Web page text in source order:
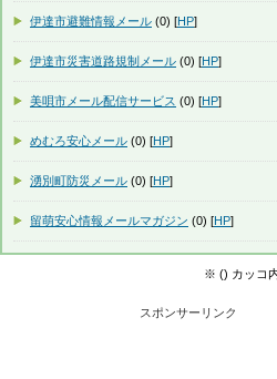
伊達市避難情報メール (0) [HP]
伊達市災害道路規制メール (0) [HP]
美唄市メール配信サービス (0) [HP]
めむろ安心メール (0) [HP]
湧別町防災メール (0) [HP]
留萌安心情報メールマガジン (0) [HP]
※ () カッコ
スポンサーリンク